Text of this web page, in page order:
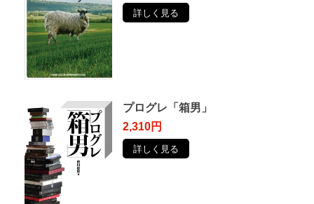
詳しく見る
プログレ「箱男」
2,310円
詳しく見る